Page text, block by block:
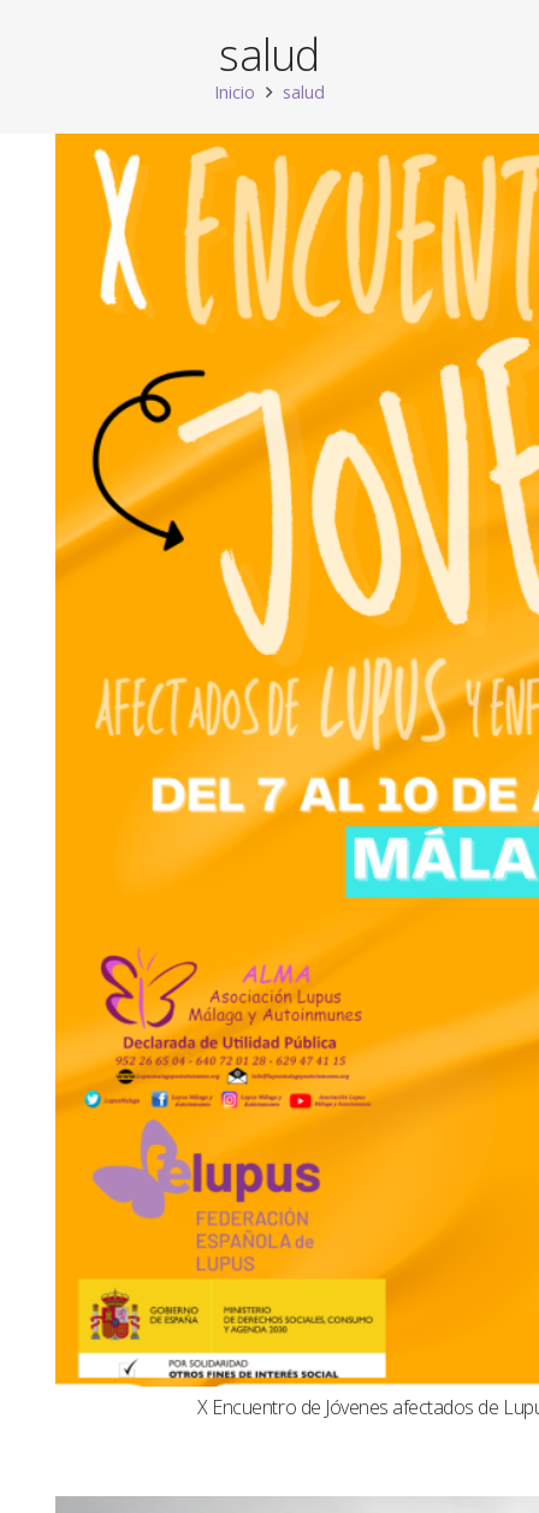
salud
Inicio salud
X Encuentro de Jóvenes afectados de